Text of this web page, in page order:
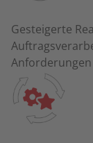
Gesteigerte
Anforderungen